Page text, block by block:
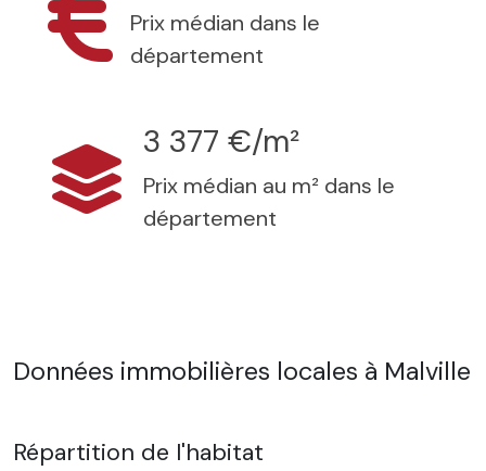
Prix médian dans le
département
3 377 €/m²
Prix médian au m² dans le
département
Données immobilières locales à Malville
Répartition de l'habitat